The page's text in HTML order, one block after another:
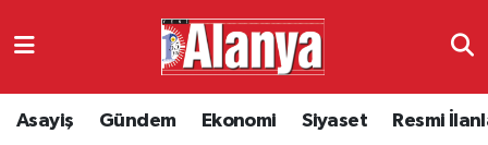
Asayiş Gündem Ekonomi Siyaset Resmi